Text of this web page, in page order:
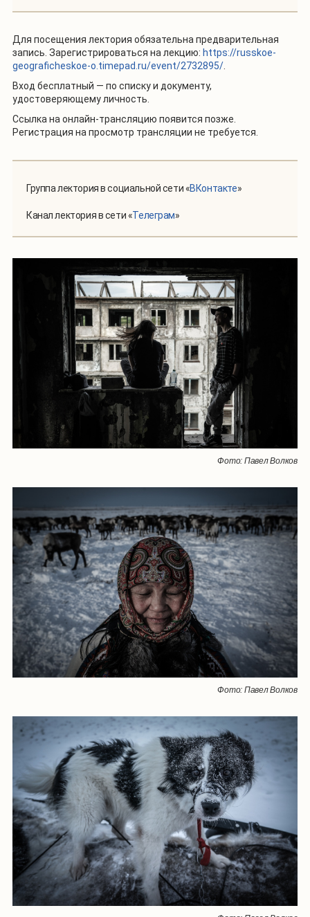
Для посещения лектория обязательна предварительная
запись. Зарегистрироваться на лекцию: https://russkoe-
geograficheskoe-o.timepad.ru/event/2732895/.
Вход бесплатный — по списку и документу,
удостоверяющему личность.
Ссылка на онлайн-трансляцию появится позже.
Регистрация на просмотр трансляции не требуется.
Группа лектория в социальной сети «ВКонтакте»
Канал лектория в сети «Телеграм»
Фото: Павел Волков
Фото: Павел Волков